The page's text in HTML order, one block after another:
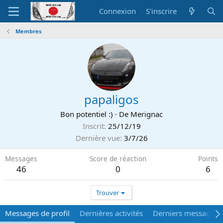
Connexion S'inscrire
Membres
papaligos
Bon potentiel :) · De Merignac
Inscrit 25/12/19
Dernière vue 3/7/26
Messages
46
Score de réaction
0
Points
6
Trouver
Messages de profil Dernières activités Derniers messages